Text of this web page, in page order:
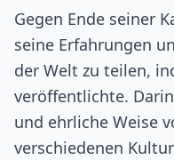
Gegen Ende seiner
seine Erfahrungen
der Welt zu teilen,
veröffentlichte.
und ehrliche Weise
verschiedenen